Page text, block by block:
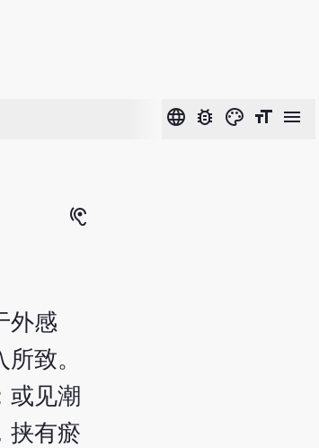
language bug_report color_lens format_size menu
hearing
外感
致。
或见潮
挟有瘀